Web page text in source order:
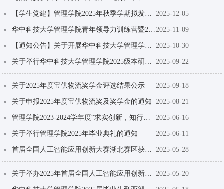
【学生党建】管理学院2025年秋季学期拟发展对象名单公示 2025-12-05
华中科技大学管理学院青年领导力训练营暨2025年青马班拟入选营员名单公示2025-11-09
【通知公告】关于开展华中科技大学管理学院青年领导力训练营暨2025年青马班学员选拔工作的通... 2025-10-30
关于举行华中科技大学管理学院2025级本研开学典礼的通知 2025-09-22
关于2025年度宝供物流奖学金评选结果公示 2025-09-18
关于申报2025年度宝供物流奖及奖学金的通知 2025-08-21
管理学院2023-2024学年度“求实创新，知行合一”本科八八级校友奖学金评选结果公示 2025-06-16
关于举行管理学院2025年毕业典礼的通知 2025-06-11
首届全国人工智能应用创新大赛湖北赛区获奖名单公示 2025-05-28
关于举办2025年首届全国人工智能应用创新大赛湖北省赛的通知 2025-05-20